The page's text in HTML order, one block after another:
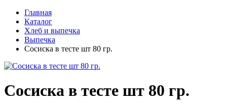
Главная
Каталог
Хлеб и выпечка
Выпечка
Сосиска в тесте шт 80 гр.
Сосиска в тесте шт 80 гр.